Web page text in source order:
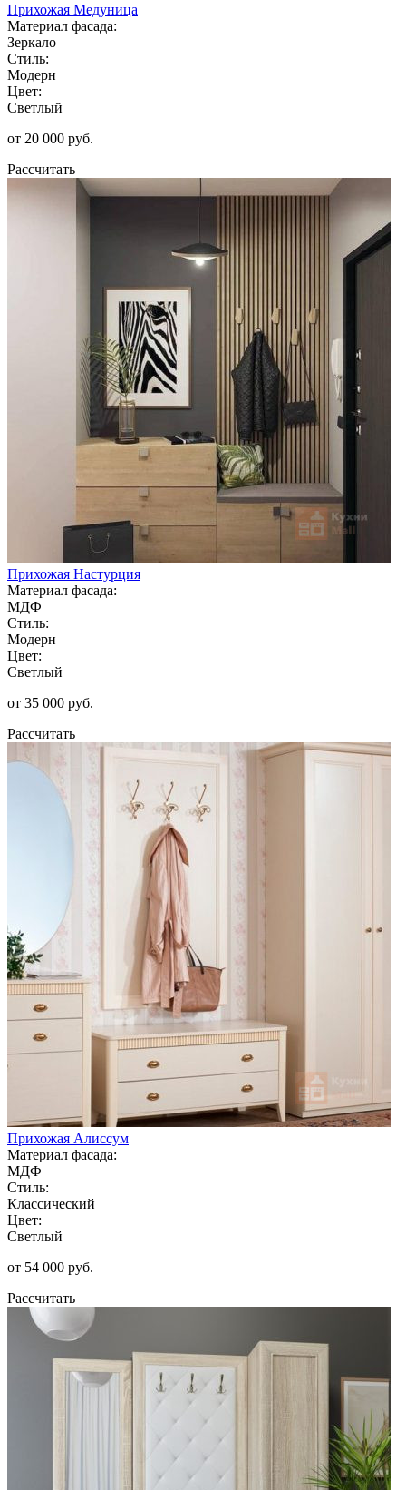
Прихожая Медуница
Материал фасада:
Зеркало
Стиль:
Модерн
Цвет:
Светлый
от 20 000 руб.
Рассчитать
Прихожая Настурция
Материал фасада:
МДФ
Стиль:
Модерн
Цвет:
Светлый
от 35 000 руб.
Рассчитать
Прихожая Алиссум
Материал фасада:
МДФ
Стиль:
Классический
Цвет:
Светлый
от 54 000 руб.
Рассчитать